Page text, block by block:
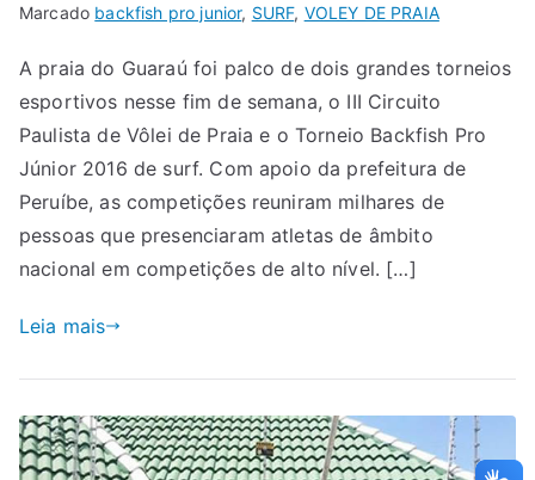
Marcado backfish pro junior, SURF, VOLEY DE PRAIA
A praia do Guaraú foi palco de dois grandes torneios
esportivos nesse fim de semana, o III Circuito
Paulista de Vôlei de Praia e o Torneio Backfish Pro
Júnior 2016 de surf. Com apoio da prefeitura de
Peruíbe, as competições reuniram milhares de
pessoas que presenciaram atletas de âmbito
nacional em competições de alto nível. […]
Leia mais